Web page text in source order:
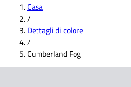
Casa
/
Dettagli di colore
/
Cumberland Fog